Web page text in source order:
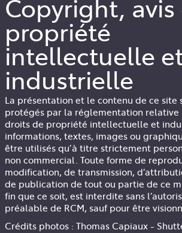
Copyright, avis
propriété
intellectuelle
industrielle
La présentation et le contenu de ce
protégés par la réglementation relative
droits de propriété intellectuelle et
informations, textes, images ou
être utilisés qu’à titre strictement
non commercial. Toute forme de
modification, de transmission,
de publication de tout ou partie de ce
fin que ce soit, est interdite sans
préalable de RCM, sauf pour être
Crédits photos : Thomas Capiaux -